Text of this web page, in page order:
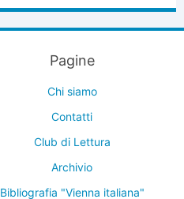
Pagine
Chi siamo
Contatti
Club di Lettura
Archivio
Bibliografia "Vienna italiana"